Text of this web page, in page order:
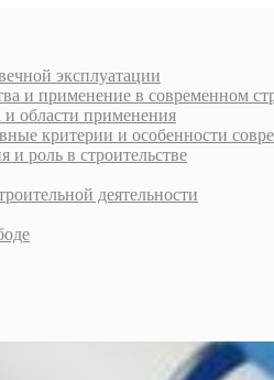
эксплуатации
и применение в современном
и области применения
критерии и особенности
и роль в строительстве
деятельности